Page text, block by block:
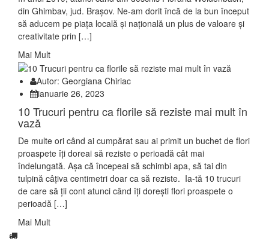
din Ghimbav, jud. Brașov. Ne-am dorit încă de la bun început
să aducem pe piața locală și națională un plus de valoare și
creativitate prin […]
Mai Mult
Autor: Georgiana Chiriac
ianuarie 26, 2023
10 Trucuri pentru ca florile să reziste mai mult în
vază
De multe ori când ai cumpărat sau ai primit un buchet de flori
proaspete îți doreai să reziste o perioadă cât mai
îndelungată. Așa că începeai să schimbi apa, să tai din
tulpină câțiva centimetri doar ca să reziste. Ia-tă 10 trucuri
de care să ții cont atunci când îți dorești flori proaspete o
perioadă […]
Mai Mult